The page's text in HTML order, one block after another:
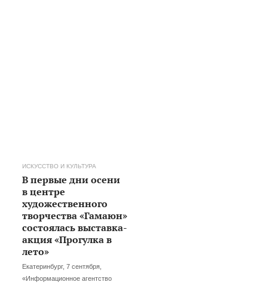
ИСКУССТВО И КУЛЬТУРА
В первые дни осени
в центре
художественного
творчества «Гамаюн»
состоялась выставка-
акция «Прогулка в
лето»
Екатеринбург, 7 сентября,
«Информационное агентство